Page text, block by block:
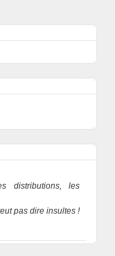
distributions, les
pas dire insultes !